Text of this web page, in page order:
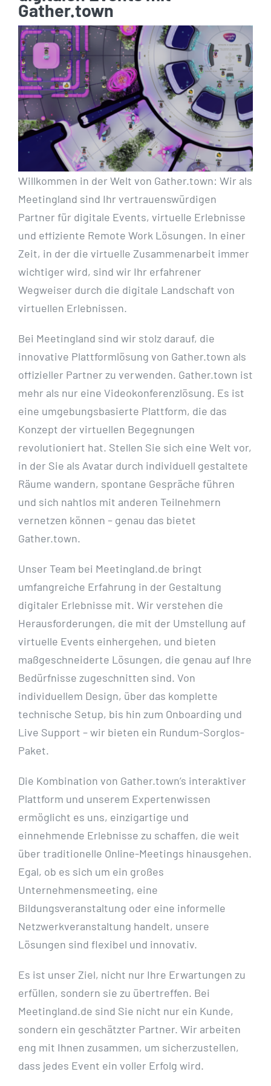
Gather.town
Willkommen in der Welt von Gather.town: Wir als
Meetingland sind Ihr vertrauenswürdigen
Partner für digitale Events, virtuelle Erlebnisse
und effiziente Remote Work Lösungen. In einer
Zeit, in der die virtuelle Zusammenarbeit immer
wichtiger wird, sind wir Ihr erfahrener
Wegweiser durch die digitale Landschaft von
virtuellen Erlebnissen.
Bei Meetingland sind wir stolz darauf, die
innovative Plattformlösung von Gather.town als
offizieller Partner zu verwenden. Gather.town ist
mehr als nur eine Videokonferenzlösung. Es ist
eine umgebungsbasierte Plattform, die das
Konzept der virtuellen Begegnungen
revolutioniert hat. Stellen Sie sich eine Welt vor,
in der Sie als Avatar durch individuell gestaltete
Räume wandern, spontane Gespräche führen
und sich nahtlos mit anderen Teilnehmern
vernetzen können – genau das bietet
Gather.town.
Unser Team bei Meetingland.de bringt
umfangreiche Erfahrung in der Gestaltung
digitaler Erlebnisse mit. Wir verstehen die
Herausforderungen, die mit der Umstellung auf
virtuelle Events einhergehen, und bieten
maßgeschneiderte Lösungen, die genau auf Ihre
Bedürfnisse zugeschnitten sind. Von
individuellem Design, über das komplette
technische Setup, bis hin zum Onboarding und
Live Support – wir bieten ein Rundum-Sorglos-
Paket.
Die Kombination von Gather.town’s interaktiver
Plattform und unserem Expertenwissen
ermöglicht es uns, einzigartige und
einnehmende Erlebnisse zu schaffen, die weit
über traditionelle Online-Meetings hinausgehen.
Egal, ob es sich um ein großes
Unternehmensmeeting, eine
Bildungsveranstaltung oder eine informelle
Netzwerkveranstaltung handelt, unsere
Lösungen sind flexibel und innovativ.
Es ist unser Ziel, nicht nur Ihre Erwartungen zu
erfüllen, sondern sie zu übertreffen. Bei
Meetingland.de sind Sie nicht nur ein Kunde,
sondern ein geschätzter Partner. Wir arbeiten
eng mit Ihnen zusammen, um sicherzustellen,
dass jedes Event ein voller Erfolg wird.